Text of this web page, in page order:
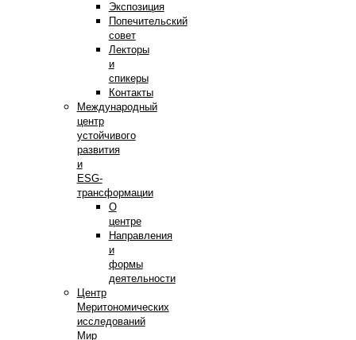
Экспозиция
Попечительский
совет
Лекторы
и
спикеры
Контакты
Международный
центр
устойчивого
развития
и
ESG-
трансформации
О
центре
Направления
и
формы
деятельности
Центр
Меритономических
исследований
Мир